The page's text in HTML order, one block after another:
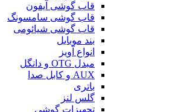
قاب گوشی آیفون
قاب گوشی سامسونگ
قاب گوشی شیائومی
بند موبایل
انواع آویز
مبدل OTG و دانگل
AUX و کابل صدا
باتری
گلس لنز
تجهیزات گوشی